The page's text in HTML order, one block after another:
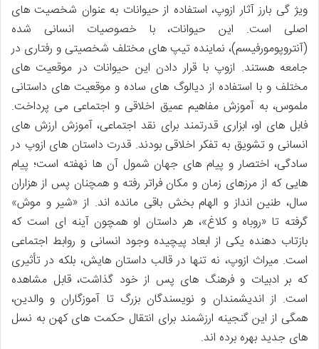
ویژ گی بارز آثار ازوپ، استفاده از حیوانات به عنوان شخصیت های
اصلی است. این حیوانات، با خصوصیات انسانی شده
(آنتروپومورفیسم)، نماینده تیپ های مختلف شخصیتی و رفتاری در
جامعه هستند. ازوپ با قرار دادن این حیوانات در موقعیت های
مختلف و با استفاده از دیالوگ های ساده و موقعیت های داستانی
ملموس، به آموزش مفاهیم عمیق اخلاقی و اجتماعی می پرداخت.
فابل های او، ابزاری قدرتمند برای نقد اجتماعی، آموزش ارزش های
انسانی و تشویق به تفکر اخلاقی بودند. قدرت داستان های ازوپ در
سادگی، اختصار و پیام های جهان شمول آن ها نهفته است؛ پیام
هایی که از مرزهای زمان و مکان فراتر رفته و همچنان پس از هزاران
سال، طنین انداز و الهام بخش باقی مانده اند. از «شیر و موش»
گرفته تا «روباه و کلاغ»، هر داستان او همچون آینه ای است که
بازتاب دهنده یکی از ابعاد پیچیده وجود انسانی و روابط اجتماعی
است. میراث ازوپ، نه تنها در قالب داستان هایش، بلکه در تأثیری
که بر ادبیات و فرهنگ های پس از خود گذاشت، قابل مشاهده
است. از اندیشمندان و نویسندگان بزرگ تا آموزگاران و والدین،
همگی از این گنجینه ارزشمند برای انتقال حکمت های کهن به نسل
های جدید بهره برده اند.